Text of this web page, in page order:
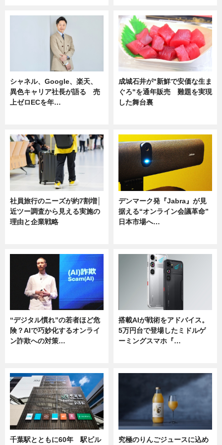
シャネル、Google、楽天、
異色キャリア社長が語る 売
上ゼロECを年…
成城石井が"新鮮で安価な生ま
ぐろ"を通年販売 難題を実現
した舞台裏
社員旅行のニーズが約7割増│
近ツー調査から見える実施の
理由と企業戦略
デンマーク発『Jabra』が見
据える“オンライン会議革命”
日本市場へ…
“デジタル慣れ”の若者ほど危
険？AIで巧妙化するオンライ
ン詐欺への対策…
搭載AIが戦術をアドバイス。
5万円台で登場したミドルゲ
ーミングスマホ『…
千葉駅とともに60年 駅ビル
究極のりんごジュースに込め